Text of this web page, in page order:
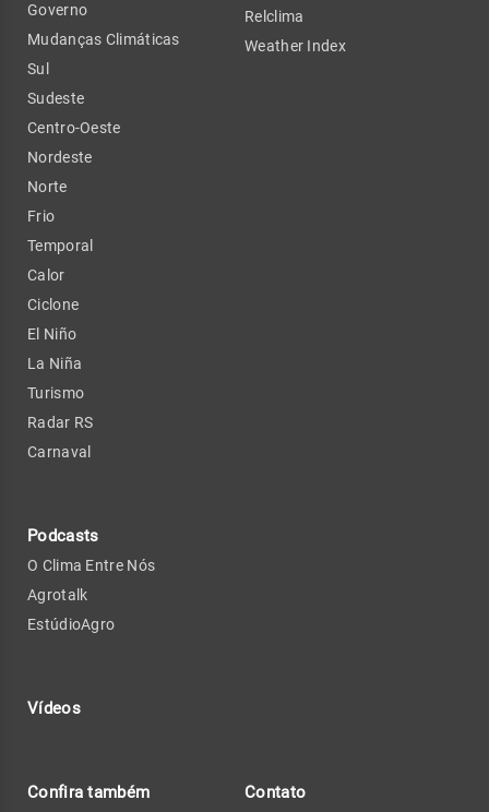
Governo
Mudanças Climáticas
Sul
Sudeste
Centro-Oeste
Nordeste
Norte
Frio
Temporal
Calor
Ciclone
El Niño
La Niña
Turismo
Radar RS
Carnaval
Podcasts
O Clima Entre Nós
Agrotalk
EstúdioAgro
Vídeos
Relclima
Weather Index
Confira também Contato